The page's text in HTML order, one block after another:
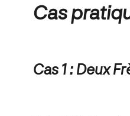
Cas
Cas 1 : Deux